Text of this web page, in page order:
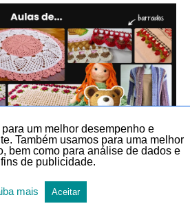
LEMBRANCINHAS
um melhor desempenho e
Também usamos para uma melhor
bem como para análise de dados e
de publicidade.
mais Aceitar